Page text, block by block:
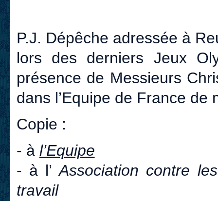
P.J. Dépêche adressée à
lors des derniers Jeux
présence de Messieurs
dans l’Equipe de France de
Copie :
- à l’Equipe
- à l’ Association contre
travail